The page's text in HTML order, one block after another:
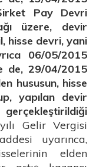
Pay Devri
üzere, devir
hisse devri, yani
06/05/2015
de, 29/04/2015
hususun, hisse
yapılan devir
Gelir Vergisi
uyarınca,
elden